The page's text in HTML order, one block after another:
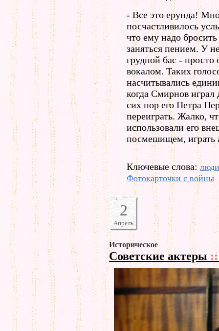
- Все это ерунда!
посчастливилось
что ему надо
заняться пением. У
грудной бас - просто
вокалом. Таких
насчитывались
когда Смирнов
сих пор его Петра
переиграть. Жалко,
использовали его
посмешищем, играть
Ключевые слова:люди
Фотокарточки с войны
2
Апрель
Историческое
Советские актеры ::